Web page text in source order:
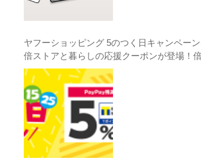
ヤフーショッピング 5のつく日キャンペー
倍ストアと暮らしの応援クーポンが登場！
トアのコジマのGOPRO HERO8がオススメ